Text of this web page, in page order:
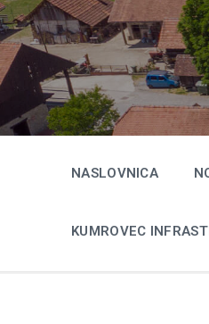
Skip
to
content
Skip
to
main
navigation
Skip
to
footer
NASLOVNICA
KUMROVEC